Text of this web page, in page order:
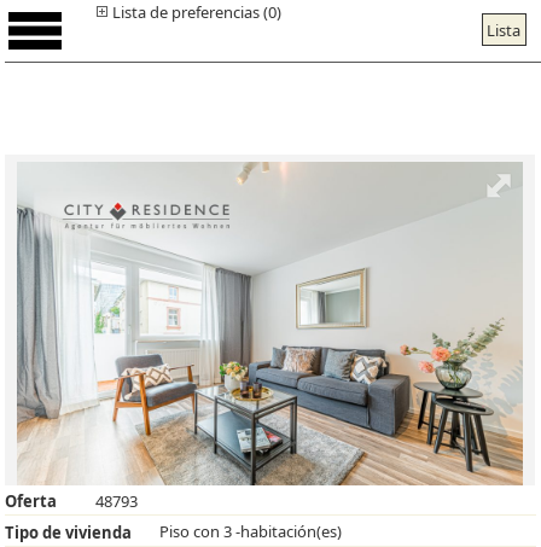
Lista
Lista de preferencias (0)
Oferta
48793
Tipo de vivienda
Piso con 3 -habitación(es)